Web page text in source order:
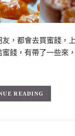
，都會去買蜜餞，
蜜餞，有帶了一些來
READING